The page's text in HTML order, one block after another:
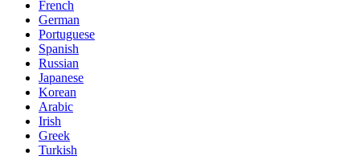
French
German
Portuguese
Spanish
Russian
Japanese
Korean
Arabic
Irish
Greek
Turkish